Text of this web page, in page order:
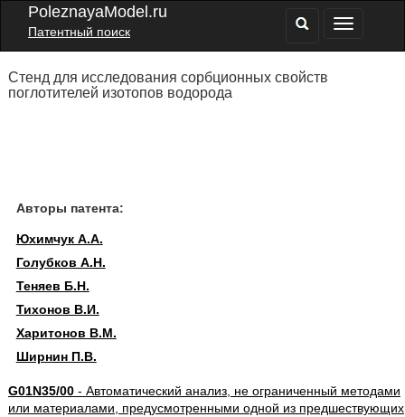
PoleznayaModel.ru
Патентный поиск
Стенд для исследования сорбционных свойств
поглотителей изотопов водорода
Авторы патента:
Юхимчук А.А.
Голубков А.Н.
Теняев Б.Н.
Тихонов В.И.
Харитонов В.М.
Ширнин П.В.
G01N35/00- Автоматический анализ, не ограниченный методами
или материалами, предусмотренными одной из предшествующих